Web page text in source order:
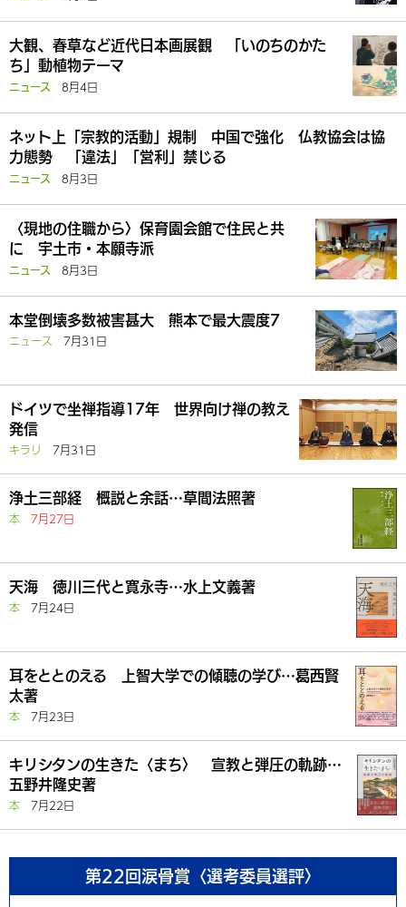
大観、春草など近代日本画展観 「いのちのかた
ち」動植物テーマ
ニュース 8月4日
ネット上「宗教的活動」規制 中国で強化 仏教協会は協
力態勢 「違法」「営利」禁じる
ニュース 8月3日
〈現地の住職から〉保育園会館で住民と共
に 宇土市・本願寺派
ニュース 8月3日
本堂倒壊多数被害甚大 熊本で最大震度7
ニュース 7月31日
ドイツで坐禅指導17年 世界向け禅の教え
発信
キラリ 7月31日
浄土三部経 概説と余話…草間法照著
本 7月27日
天海 徳川三代と寛永寺…水上文義著
本 7月24日
耳をととのえる 上智大学での傾聴の学び…葛西賢
太著
本 7月23日
キリシタンの生きた〈まち〉 宣教と弾圧の軌跡…
五野井隆史著
本 7月22日
第22回涙骨賞〈選考委員選評〉